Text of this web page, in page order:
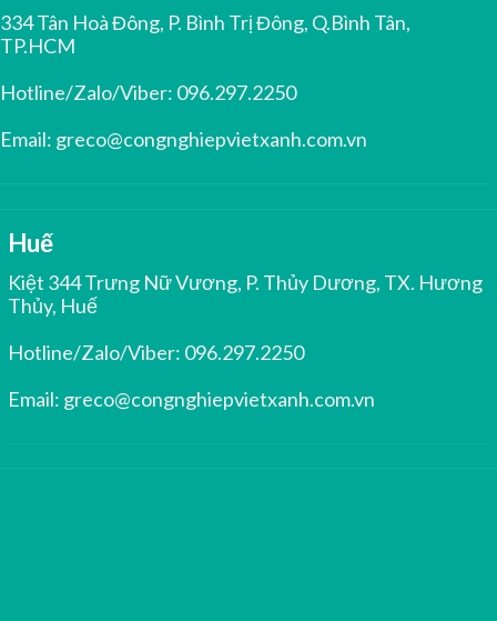
334 Tân Hoà Đông, P. Bình Trị Đông, Q.Bình Tân,
TP.HCM
Hotline/Zalo/Viber: 096.297.2250
Email: greco@congnghiepvietxanh.com.vn
Huế
Kiệt 344 Trưng Nữ Vương, P. Thủy Dương, TX. Hương
Thủy, Huế
Hotline/Zalo/Viber: 096.297.2250
Email: greco@congnghiepvietxanh.com.vn